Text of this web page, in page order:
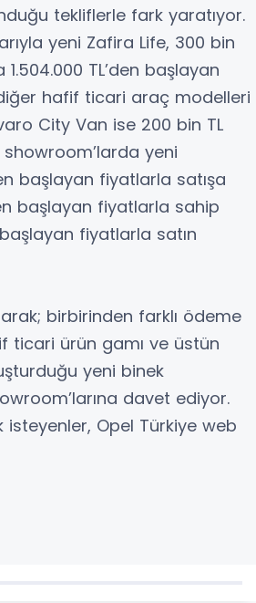
tekliflerle fark yaratıyor.
yeni Zafira Life, 300 bin
TL’den başlayan
hafif ticari araç modelleri
City Van ise 200 bin TL
showroom’larda yeni
başlayan fiyatlarla satışa
başlayan fiyatlarla sahip
fiyatlarla satın
birbirinden farklı ödeme
ticari ürün gamı ve üstün
yeni binek
davet ediyor.
Opel Türkiye web